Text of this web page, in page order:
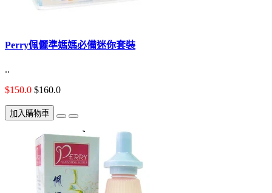
Perry佩儷準媽媽必備迷你套裝
..
$150.0 $160.0
加入購物車